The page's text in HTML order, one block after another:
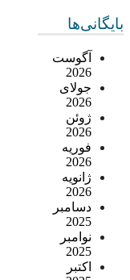
بایگانی‌ها
آگوست
2026
جولای
2026
ژوئن
2026
فوریه
2026
ژانویه
2026
دسامبر
2025
نوامبر
2025
اکتبر